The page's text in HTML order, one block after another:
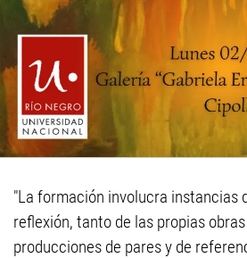
"La formación involucra instancias
reflexión, tanto de las propias
producciones de pares y de